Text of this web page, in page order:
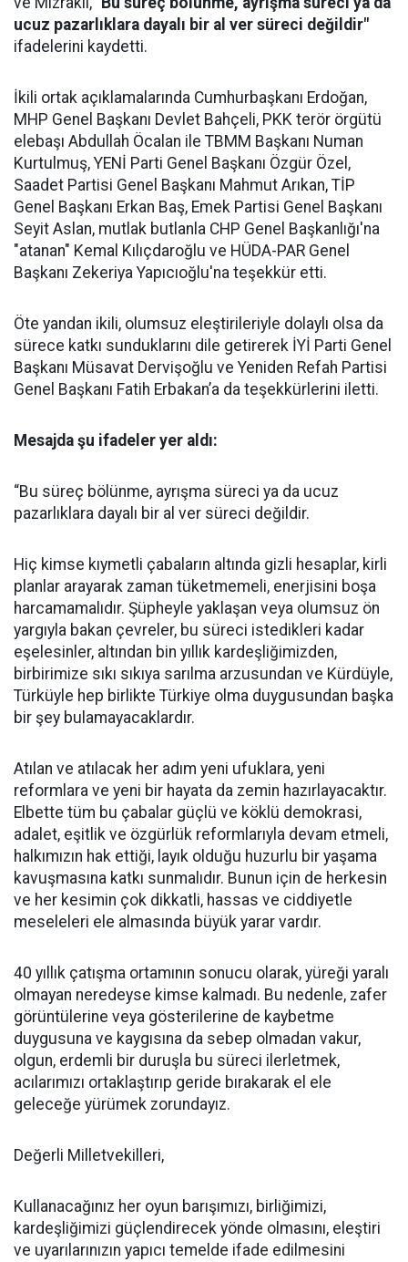
ucuz pazarlıklara dayalı bir al ver süreci değildir"
ifadelerini kaydetti.
İkili ortak açıklamalarında Cumhurbaşkanı Erdoğan,
MHP Genel Başkanı Devlet Bahçeli, PKK terör örgütü
elebaşı Abdullah Öcalan ile TBMM Başkanı Numan
Kurtulmuş, YENİ Parti Genel Başkanı Özgür Özel,
Saadet Partisi Genel Başkanı Mahmut Arıkan, TİP
Genel Başkanı Erkan Baş, Emek Partisi Genel Başkanı
Seyit Aslan, mutlak butlanla CHP Genel Başkanlığı'na
"atanan" Kemal Kılıçdaroğlu ve HÜDA-PAR Genel
Başkanı Zekeriya Yapıcıoğlu'na teşekkür etti.
Öte yandan ikili, olumsuz eleştirileriyle dolaylı olsa da
sürece katkı sunduklarını dile getirerek İYİ Parti Genel
Başkanı Müsavat Dervişoğlu ve Yeniden Refah Partisi
Genel Başkanı Fatih Erbakan’a da teşekkürlerini iletti.
Mesajda şu ifadeler yer aldı:
“Bu süreç bölünme, ayrışma süreci ya da ucuz
pazarlıklara dayalı bir al ver süreci değildir.
Hiç kimse kıymetli çabaların altında gizli hesaplar, kirli
planlar arayarak zaman tüketmemeli, enerjisini boşa
harcamamalıdır. Şüpheyle yaklaşan veya olumsuz ön
yargıyla bakan çevreler, bu süreci istedikleri kadar
eşelesinler, altından bin yıllık kardeşliğimizden,
birbirimize sıkı sıkıya sarılma arzusundan ve Kürdüyle,
Türküyle hep birlikte Türkiye olma duygusundan başka
bir şey bulamayacaklardır.
Atılan ve atılacak her adım yeni ufuklara, yeni
reformlara ve yeni bir hayata da zemin hazırlayacaktır.
Elbette tüm bu çabalar güçlü ve köklü demokrasi,
adalet, eşitlik ve özgürlük reformlarıyla devam etmeli,
halkımızın hak ettiği, layık olduğu huzurlu bir yaşama
kavuşmasına katkı sunmalıdır. Bunun için de herkesin
ve her kesimin çok dikkatli, hassas ve ciddiyetle
meseleleri ele almasında büyük yarar vardır.
40 yıllık çatışma ortamının sonucu olarak, yüreği yaralı
olmayan neredeyse kimse kalmadı. Bu nedenle, zafer
görüntülerine veya gösterilerine de kaybetme
duygusuna ve kaygısına da sebep olmadan vakur,
olgun, erdemli bir duruşla bu süreci ilerletmek,
acılarımızı ortaklaştırıp geride bırakarak el ele
geleceğe yürümek zorundayız.
Değerli Milletvekilleri,
Kullanacağınız her oyun barışımızı, birliğimizi,
kardeşliğimizi güçlendirecek yönde olmasını, eleştiri
ve uyarılarınızın yapıcı temelde ifade edilmesini